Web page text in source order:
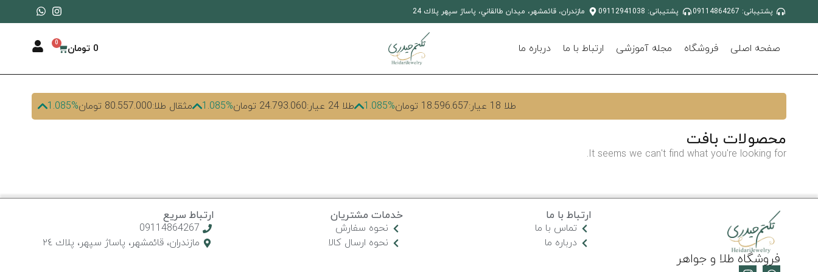
پشتیبانی: 09114864267 پشتیبانی: 09112941038 مازندران، قائمشهر، ميدان طالقاني، پاساژ سپهر پلاك 24
صفحه اصلی فروشگاه مجله آموزشی ارتباط با ما درباره ما 0 تومان 0
طلا 18 عیار: 18.596.657 تومان 1.085% طلا 24 عیار: 24.793.060 تومان 1.085% مثقال طلا:80.557.000 تومان 1.085%
محصولات بافت
It seems we can't find what you're looking for.
فروشگاه طلا و جواهر
ارتباط با ما
تماس با ما
درباره ما
خدمات مشتریان
نحوه سفارش
نحوه ارسال کالا
ارتباط سریع
09114864267
مازندران، قائمشهر، پاساژ سپهر، پلاك ٢٤